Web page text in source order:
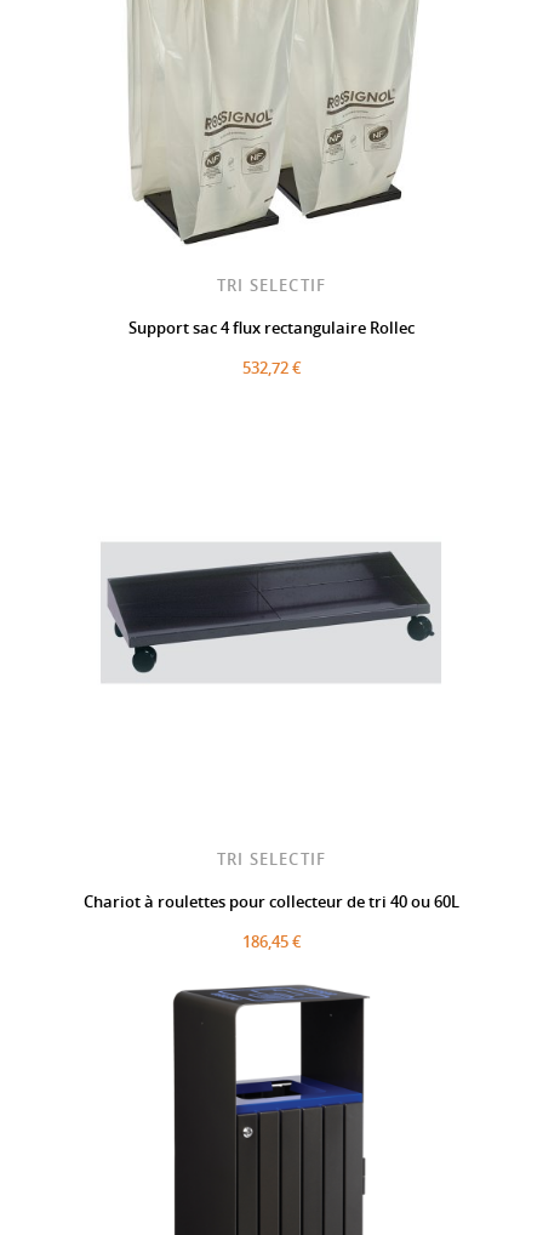
TRI SELECTIF
Support sac 4 flux rectangulaire Rollec
532,72 €
TRI SELECTIF
Chariot à roulettes pour collecteur de tri 40 ou 60L
186,45 €